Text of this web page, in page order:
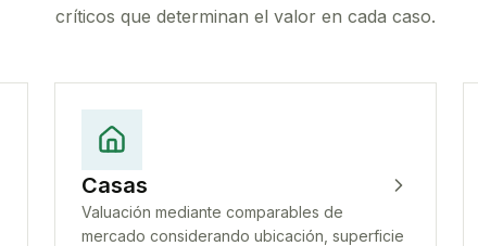
críticos que determinan el valor en cada caso.
Casas
Valuación mediante comparables de
mercado considerando ubicación, superficie